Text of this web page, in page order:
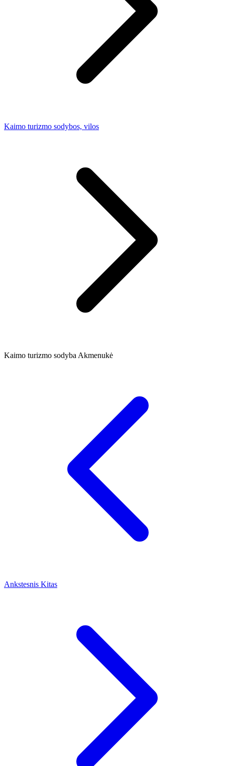
Kaimo turizmo sodybos, vilos
Kaimo turizmo sodyba Akmenukė
Ankstesnis Kitas